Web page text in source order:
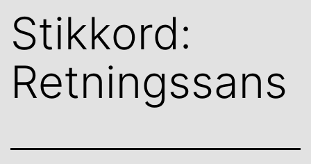
Stikkord:
Retningssans